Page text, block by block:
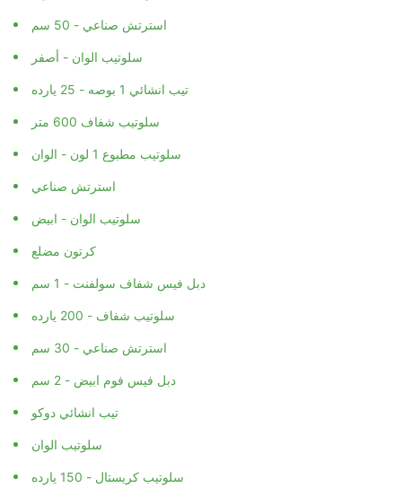
استرتش صناعي - 50 سم
سلوتيب الوان - أصفر
تيب انشائي 1 بوصه - 25 يارده
سلوتيب شفاف 600 متر
سلوتيب مطبوع 1 لون - الوان
استرتش صناعي
سلوتيب الوان - ابيض
كرتون مضلع
دبل فيس شفاف سولفنت - 1 سم
سلوتيب شفاف - 200 يارده
استرتش صناعي - 30 سم
دبل فيس فوم ابيض - 2 سم
تيب انشائي دوكو
سلوتيب الوان
سلوتيب كريستال - 150 يارده